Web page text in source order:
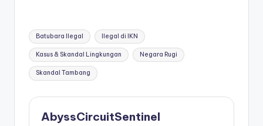
Tags:
Batubara Ilegal Ilegal di IKN
Kasus & Skandal Lingkungan Negara Rugi
Skandal Tambang
AbyssCircuitSentinel